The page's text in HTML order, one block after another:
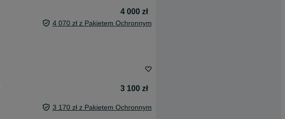
4 000 zł
4 070 zł z Pakietem Ochronnym
3 100 zł
3 170 zł z Pakietem Ochronnym